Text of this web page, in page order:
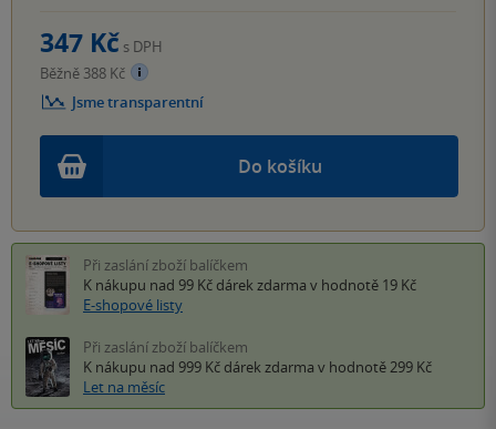
Do košíku
347 Kč s DPH
Běžně 388 Kč
Jsme transparentní
Při zaslání zboží balíčkem
K nákupu nad 99 Kč dárek zdarma v hodnotě 19 Kč
E-shopové listy
Při zaslání zboží balíčkem
K nákupu nad 999 Kč dárek zdarma v hodnotě 299 Kč
Let na měsíc